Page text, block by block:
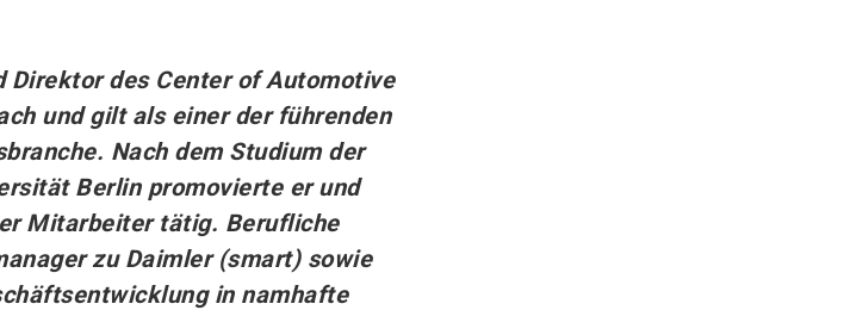
Direktor des Center of Automotive
und gilt als einer der führenden
Nach dem Studium der
Berlin promovierte er und
Mitarbeiter tätig. Berufliche
zu Daimler (smart) sowie
in namhafte